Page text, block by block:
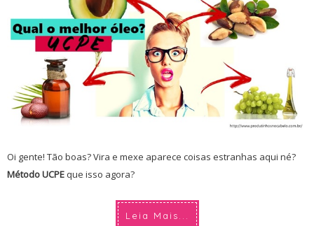
Oi gente! Tão boas? Vira e mexe aparece coisas estranhas aqui né?
Método UCPE que isso agora?
Leia Mais...